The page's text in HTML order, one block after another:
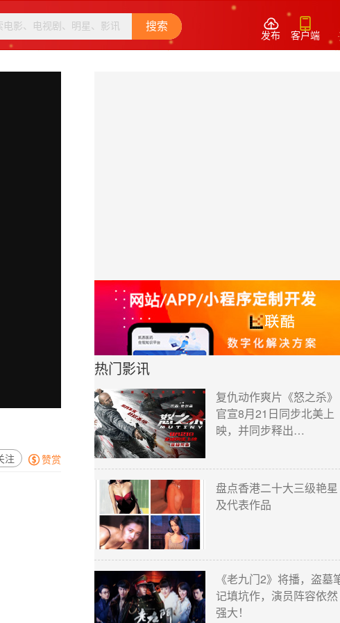
搜索 
发布

客户端
赞赏
注
热门影讯
复仇动作爽片《怒之杀》
官宣8月21日同步北美上
映，并同步释出…
盘点香港二十大三级艳星
及代表作品
《老九门2》将播，盗墓
记填坑作，演员阵容依然
强大！